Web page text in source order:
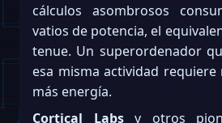
cálculos asombrosos
vatios de potencia, el
tenue. Un superordenador
esa misma actividad requiere
más energía.
Cortical Labsy otros